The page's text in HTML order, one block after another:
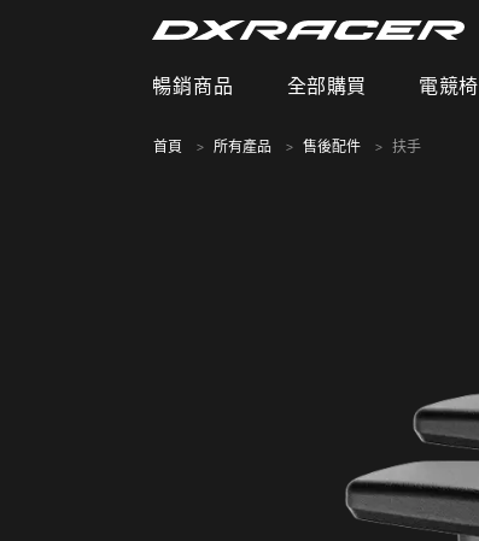
暢銷商品 全部購買 電競椅
首頁 所有產品 售後配件 扶手